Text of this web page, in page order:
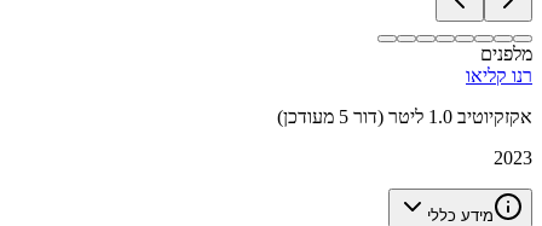
מלפנים
רנו קליאו
אקזקיוטיב 1.0 ליטר (דור 5 מעודכן)
2023
מידע כללי